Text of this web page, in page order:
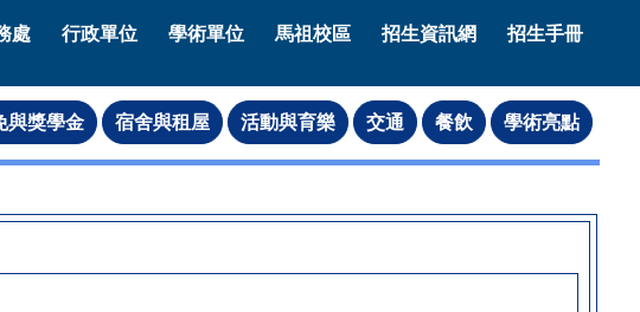
處 行政單位 學術單位 馬祖校區 招生資訊網 招生手冊